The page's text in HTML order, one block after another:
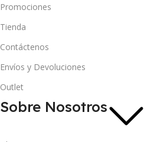
Promociones
Tienda
Contáctenos
Envíos y Devoluciones
Outlet
Sobre Nosotros